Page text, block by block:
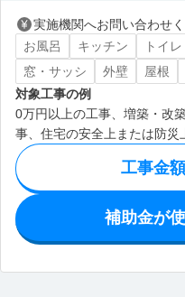
実施機関へお問い合わせ
お風呂
キッチン トイレ
窓・サッシ
外壁 屋根
対象工事の例
0万円以上の工事、増築・改
事、住宅の安全上または防
工事金
補助金が